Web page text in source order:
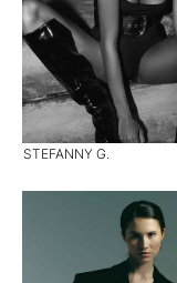
STEFANNY G.